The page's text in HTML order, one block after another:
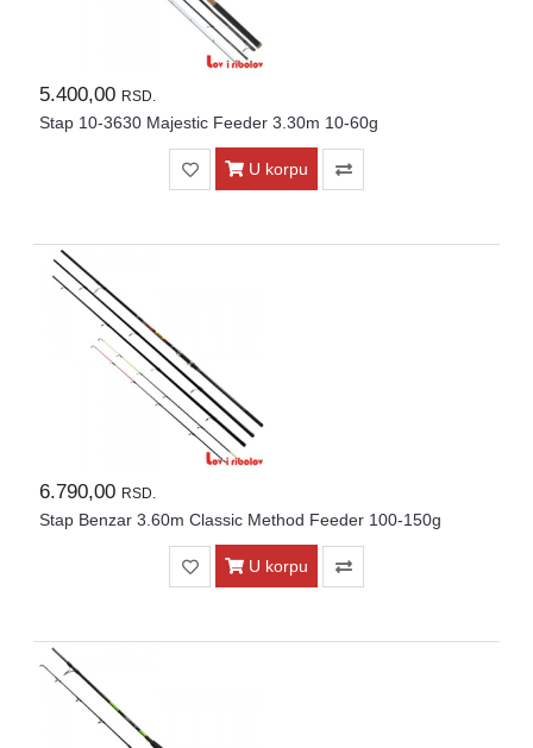
5.400,00 RSD.
Stap 10-3630 Majestic Feeder 3.30m 10-60g
U korpu
6.790,00 RSD.
Stap Benzar 3.60m Classic Method Feeder 100-150g
U korpu